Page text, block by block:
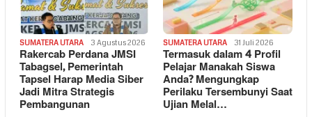
SUMATERA UTARA 3 Agustus 2026
Rakercab Perdana JMSI
Tabagsel, Pemerintah
Tapsel Harap Media Siber
Jadi Mitra Strategis
Pembangunan
SUMATERA UTARA 31 Juli 2026
Termasuk dalam 4 Profil
Pelajar Manakah Siswa
Anda? Mengungkap
Perilaku Tersembunyi Saat
Ujian Melal…